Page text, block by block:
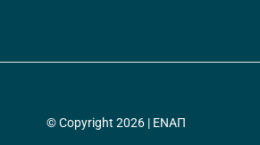
© Copyright 2026 | ΕΝΑΠ